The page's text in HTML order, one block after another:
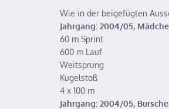
Wie in der beigefügten
Jahrgang: 2004/05,
60 m Sprint
600 m Lauf
Weitsprung
Kugelstoß
4 x 100 m
Jahrgang: 2004/05,